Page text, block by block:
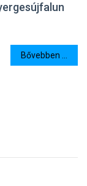
Bővebben ...